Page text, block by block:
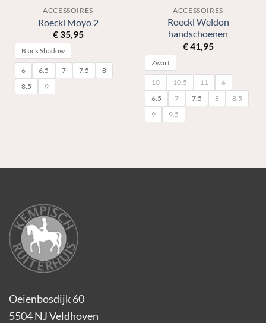
ACCESSOIRES
Roeckl Moyo 2
€35,95
Black Shadow
6 6.5 7 7.5
8
8.5
9
ACCESSOIRES
Roeckl Weldon
handschoenen
€41,95
Zwart
10 10.5 11
6
6.5
7 7.5 8
8.5
9
9.5
Oeienbosdijk 60
5504 NJ Veldhoven